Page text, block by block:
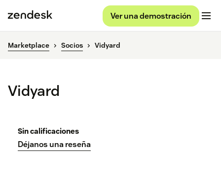
Ver una demostración
Marketplace Socios Vidyard
Vidyard
Sin calificaciones
Déjanos una reseña